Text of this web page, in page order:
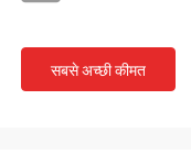
सबसे अच्छी कीमत